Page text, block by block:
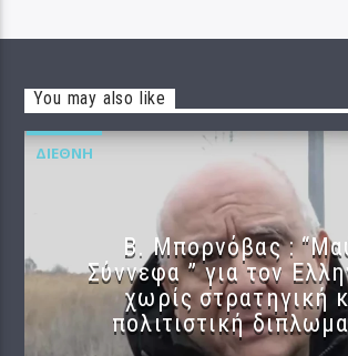
You may also like
ΔΙΕΘΝΉ
B. Μπορνόβας :
Σύννεφα ” για τον
χωρίς στρατηγική
πολιτιστική